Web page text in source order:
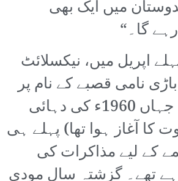
ہندوستان میں ایک بھی
گا۔“
اپریل میں، نیکسلائٹ
نامی قصبے کے نام پر
یہ لقب دیا گیا، جہاں 1960ء کی دہائی
کا آغاز ہوا تھا) پہلے ہی
کے لیے مذاکرات کی